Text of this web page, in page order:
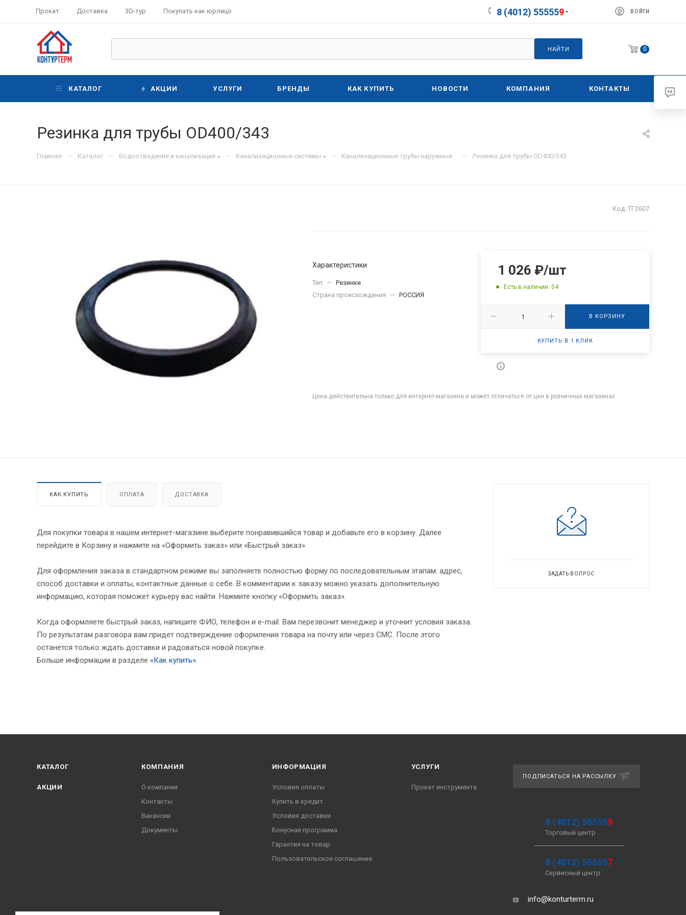
Прокат Доставка 3D-тур Покупать как юрлицо 8 (4012) 555559 ВОЙТИ
НАЙТИ 0
КАТАЛОГ АКЦИИ УСЛУГИ БРЕНДЫ КАК КУПИТЬ НОВОСТИ КОМПАНИЯ КОНТАКТЫ
Резинка для трубы OD400/343
Главная — Каталог — Водоотведение и канализация — Канализационные системы — Канализационные трубы наружные — Резинка для трубы OD400/343
Код: ТГ2607
Характеристики
Тип — Резинки
Страна происхождения
— РОССИЯ
1 026 ₽/шт
Есть в наличии: 54
В КОРЗИНУ
КУПИТЬ В 1 КЛИК
Цена действительна только для интернет-магазина и может отличаться от цен в розничных магазинах
КАК КУПИТЬ ОПЛАТА ДОСТАВКА
Для покупки товара в нашем интернет-магазине выберите понравившийся товар и добавьте его в корзину. Далее
перейдите в Корзину и нажмите на «Оформить заказ» или «Быстрый заказ».
Для оформления заказа в стандартном режиме вы заполняете полностью форму по последовательным этапам: адрес,
способ доставки и оплаты, контактные данные о себе. В комментарии к заказу можно указать дополнительную
информацию, которая поможет курьеру вас найти. Нажмите кнопку «Оформить заказ».
Когда оформляете быстрый заказ, напишите ФИО, телефон и e-mail. Вам перезвонит менеджер и уточнит условия заказа.
По результатам разговора вам придет подтверждение оформления товара на почту или через СМС. После этого
останется только ждать доставки и радоваться новой покупке.
Больше информации в разделе «Как купить».
ЗАДАТЬ ВОПРОС
КАТАЛОГ
АКЦИИ
КОМПАНИЯ
О компании
Контакты
Вакансии
Документы
ИНФОРМАЦИЯ
Условия оплаты
Купить в кредит
Условия доставки
Бонусная программа
Гарантия на товар
Пользовательское соглашение
УСЛУГИ
Прокат инструмента
ПОДПИСАТЬСЯ НА РАССЫЛКУ
8 (4012) 555559
Торговый центр
8 (4012) 555557
Сервисный центр
info@konturterm.ru